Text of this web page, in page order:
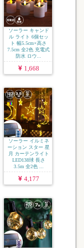
ソーラー キャンド
ル ライト 6個セッ
ト 幅5.5cm×高さ
7.5cm 全2色 充電式
防水 ロウ...
1,668
ソーラー イルミネ
ーション スター 星
月 カーテンライト
LED138球 長さ
3.5m 全2色 ...
4,177